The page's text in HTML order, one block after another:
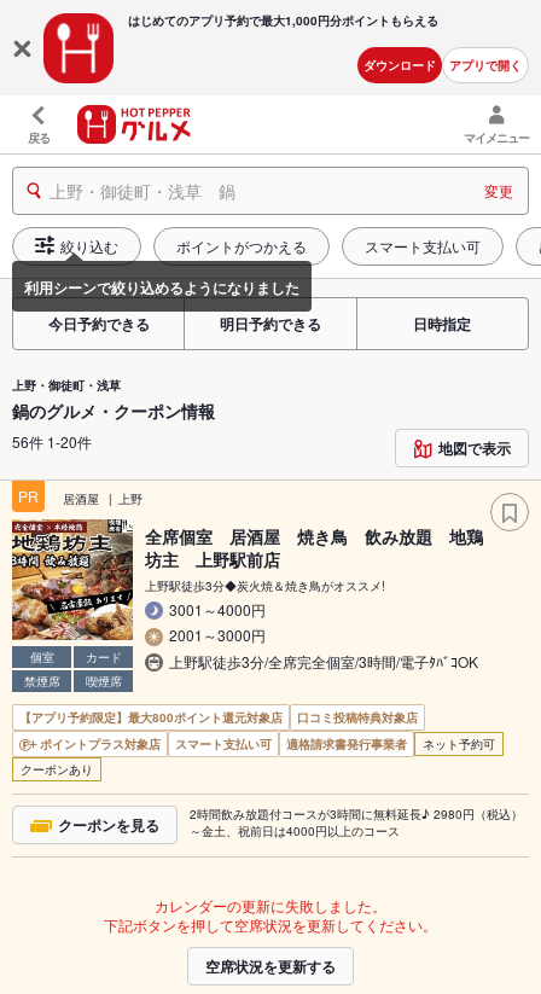
はじめてのアプリ予約で最大1,000円分ポイントもらえる
ダウンロード アプリで開く
戻る マイメニュー
上野・御徒町・浅草 鍋 変更
絞り込む ポイントがつかえる スマート支払い可
今日予約できる 明日予約できる 日時指定
上野・御徒町・浅草
鍋のグルメ・クーポン情報
56件 1-20件 地図で表示
PR 居酒屋 上野
個室
カード
禁煙席
喫煙席
全席個室 居酒屋 焼き鳥 飲み放題 地鶏
坊主 上野駅前店
上野駅徒歩3分◆炭火焼＆焼き鳥がオススメ!
3001～4000円
2001～3000円
上野駅徒歩3分/全席完全個室/3時間/電子ﾀﾊﾞｺOK
【アプリ予約限定】最大800ポイント還元対象店
口コミ投稿特典対象店
ポイントプラス対象店
スマート支払い可 適格請求書発行事業者
ネット予約可
クーポンあり
クーポンを見る
2時間飲み放題付コースが3時間に無料延長♪ 2980円（税込）
～金土、祝前日は4000円以上のコース
カレンダーの更新に失敗しました。
下記ボタンを押して空席状況を更新してください。
空席状況を更新する